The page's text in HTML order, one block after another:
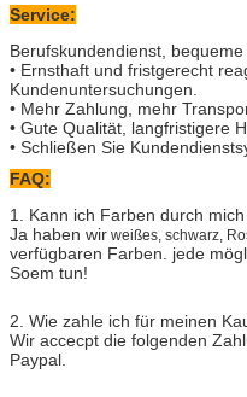
Service:
Berufskundendienst, bequeme
• Ernsthaft und fristgerecht
Kundenuntersuchungen.
• Mehr Zahlung, mehr
• Gute Qualität, langfristigere
• Schließen Sie
FAQ:
1. Kann ich Farben durch
Ja haben wir weißes, schwarz,
verfügbaren Farben. jede
Soem tun!
2. Wie zahle ich für meinen
Wir accecpt die folgenden
Paypal.